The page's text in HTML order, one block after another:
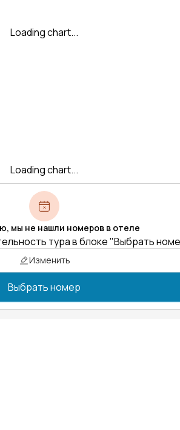
Loading chart...
Loading chart...
мы не нашли номеров в отеле
тура в блоке "Выбрать
Изменить
Выбрать номер